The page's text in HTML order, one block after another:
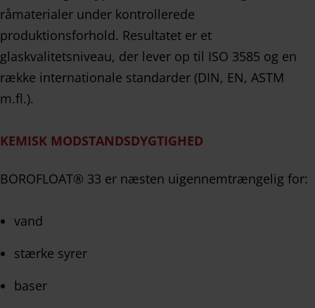
råmaterialer under kontrollerede
produktionsforhold. Resultatet er et
glaskvalitetsniveau, der lever op til ISO 3585 og en
række internationale standarder (DIN, EN, ASTM
m.fl.).
KEMISK MODSTANDSDYGTIGHED
BOROFLOAT® 33 er næsten uigennemtrængelig for:
vand
stærke syrer
baser